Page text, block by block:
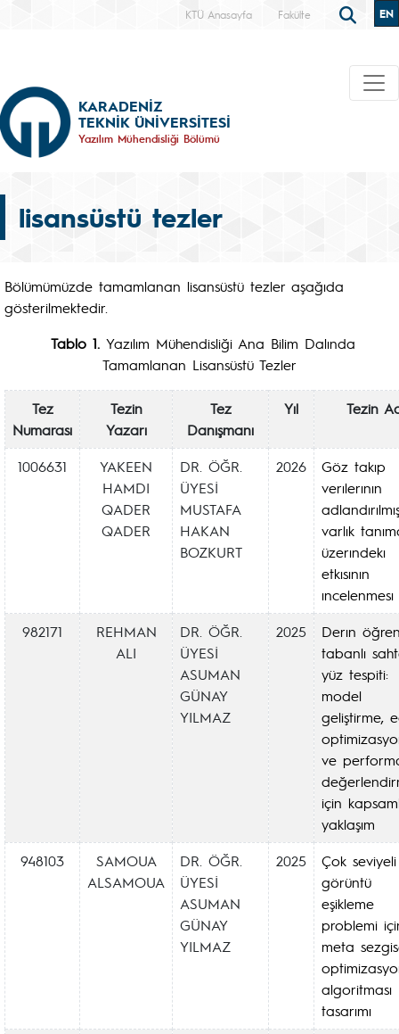
KTÜ Anasayfa Fakülte EN
KARADENİZ
TEKNİK ÜNİVERSİTESİ
Yazılım Mühendisliği Bölümü
lisansüstü tezler
Bölümümüzde tamamlanan lisansüstü tezler aşağıda
gösterilmektedir.
Tablo 1. Yazılım Mühendisliği Ana Bilim Dalında
Tamamlanan Lisansüstü Tezler
Tez
Numarası
Tezin
Yazarı
Tez
Danışmanı
Yıl Tezin
1006631
YAKEEN
HAMDI
QADER
QADER
DR. ÖĞR.
ÜYESİ
MUSTAFA
HAKAN
BOZKURT
2026
Göz takıp
verılerının
varlık
üzerındekı
etkısının
ıncelenmesı
982171
REHMAN
ALI
DR. ÖĞR.
ÜYESİ
ASUMAN
GÜNAY
YILMAZ
2025
Derın
tabanlı
yüz tespiti:
model
geliştirme,
ve
için
yaklaşım
948103
SAMOUA
ALSAMOUA
DR. ÖĞR.
ÜYESİ
ASUMAN
GÜNAY
YILMAZ
2025
Çok seviyeli
görüntü
eşikleme
problemi
meta
algoritması
tasarımı